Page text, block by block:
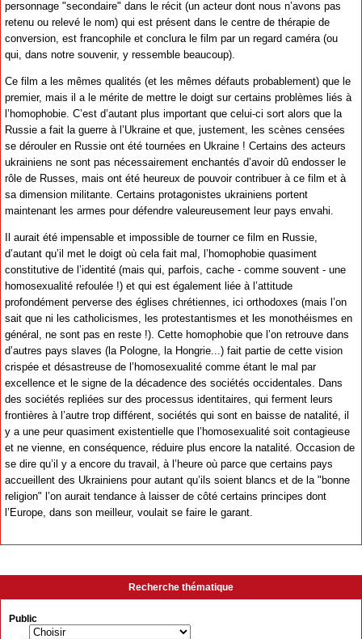
personnage "secondaire" dans le récit (un acteur dont nous n’avons pas
retenu ou relevé le nom) qui est présent dans le centre de thérapie de
conversion, est francophile et conclura le film par un regard caméra (ou
qui, dans notre souvenir, y ressemble beaucoup).
Ce film a les mêmes qualités (et les mêmes défauts probablement) que le
premier, mais il a le mérite de mettre le doigt sur certains problèmes liés à
l’homophobie. C’est d’autant plus important que celui-ci sort alors que la
Russie a fait la guerre à l’Ukraine et que, justement, les scènes censées
se dérouler en Russie ont été tournées en Ukraine ! Certains des acteurs
ukrainiens ne sont pas nécessairement enchantés d’avoir dû endosser le
rôle de Russes, mais ont été heureux de pouvoir contribuer à ce film et à
sa dimension militante. Certains protagonistes ukrainiens portent
maintenant les armes pour défendre valeureusement leur pays envahi.
Il aurait été impensable et impossible de tourner ce film en Russie,
d’autant qu’il met le doigt où cela fait mal, l’homophobie quasiment
constitutive de l’identité (mais qui, parfois, cache - comme souvent - une
homosexualité refoulée !) et qui est également liée à l’attitude
profondément perverse des églises chrétiennes, ici orthodoxes (mais l’on
sait que ni les catholicismes, les protestantismes et les monothéismes en
général, ne sont pas en reste !). Cette homophobie que l’on retrouve dans
d’autres pays slaves (la Pologne, la Hongrie...) fait partie de cette vision
crispée et désastreuse de l’homosexualité comme étant le mal par
excellence et le signe de la décadence des sociétés occidentales. Dans
des sociétés repliées sur des processus identitaires, qui ferment leurs
frontières à l’autre trop différent, sociétés qui sont en baisse de natalité, il
y a une peur quasiment existentielle que l’homosexualité soit contagieuse
et ne vienne, en conséquence, réduire plus encore la natalité. Occasion de
se dire qu’il y a encore du travail, à l’heure où parce que certains pays
accueillent des Ukrainiens pour autant qu’ils soient blancs et de la "bonne
religion" l’on aurait tendance à laisser de côté certains principes dont
l’Europe, dans son meilleur, voulait se faire le garant.
Recherche thématique
Public